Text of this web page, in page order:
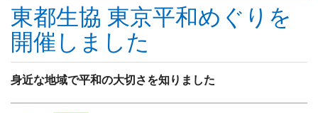
東都生協 東京平和めぐりを
開催しました
身近な地域で平和の大切さを知りました